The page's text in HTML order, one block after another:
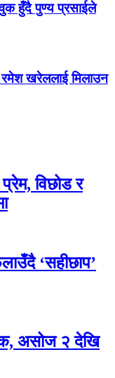
हुँदै पुण्य प्रसाईले
खरेललाई मिलाउन
विछोड र
‘सहीछाप’
असोज २ देखि